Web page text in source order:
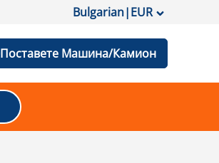
Bulgarian|EUR
Поставете Машина/Камион